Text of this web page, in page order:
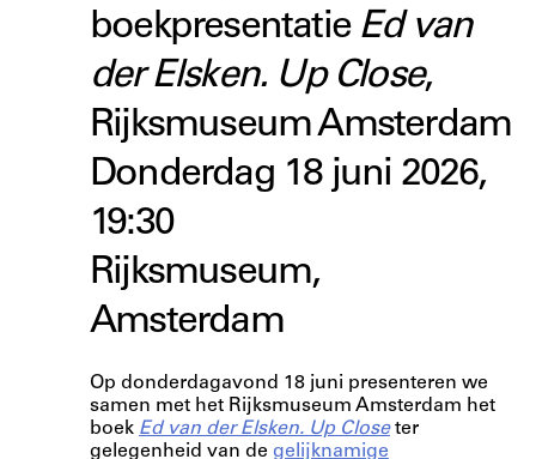
boekpresentatie Ed van
der Elsken. Up Close,
Rijksmuseum Amsterdam
Donderdag 18 juni 2026,
19:30
Rijksmuseum,
Amsterdam
Op donderdagavond 18 juni presenteren we
samen met het Rijksmuseum Amsterdam het
boek Ed van der Elsken. Up Closeter
gelegenheid van de gelijknamige